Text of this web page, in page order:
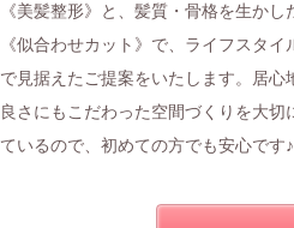
《美髪整形》と、髪質・骨格を生かし
《似合わせカット》で、ライフスタイ
で見据えたご提案をいたします。居心
良さにもこだわった空間づくりを大切
ているので、初めての方でも安心です♪